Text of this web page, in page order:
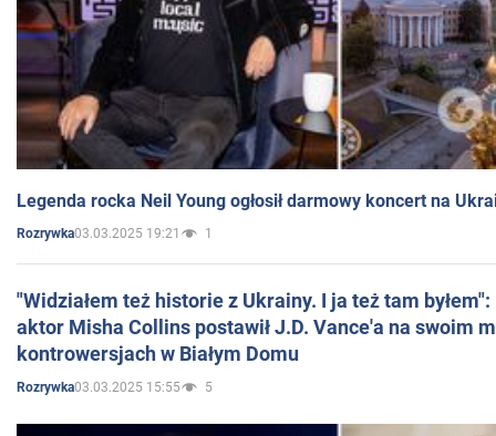
Legenda rocka Neil Young ogłosił darmowy koncert na
Rozrywka03.03.2025 19:21 1
"Widziałem też historie z Ukrainy. I ja też tam
aktor Misha Collins postawił J.D. Vance'a na swoim
kontrowersjach w Białym Domu
Rozrywka03.03.2025 15:55 5